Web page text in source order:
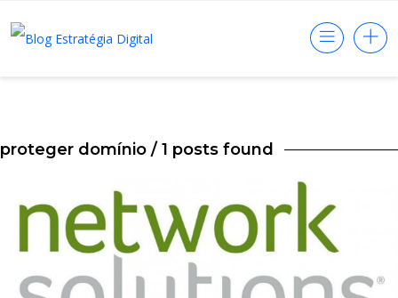
proteger domínio / 1 posts found